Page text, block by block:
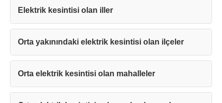
Elektrik kesintisi olan iller
Orta yakınındaki elektrik kesintisi olan ilçeler
Orta elektrik kesintisi olan mahalleler
sürede sizinle iletişime geçilecektir.
Kapat